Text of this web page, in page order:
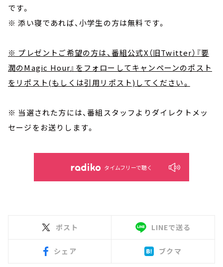
です。
※ 添い寝であれば、小学生の方は無料です。
※ プレゼントご希望の方は、番組公式X（旧Twitter）『要
潤のMagic Hour』をフォローしてキャンペーンのポスト
をリポスト(もしくは引用リポスト)してください。
※ 当選された方には、番組スタッフよりダイレクトメッ
セージをお送りします。
タイムフリーで聴く
ポスト LINEで送る
シェア ブクマ